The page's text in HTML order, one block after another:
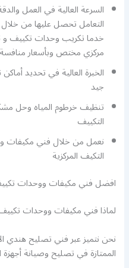
السرعة العالية في العمل
التعامل تحصل عليها من
خدما تكريب وحدات تكييف
مركزي مختص وبأسعار
الخبرة العالية في تحديد
جيد
تنظيف خرطوم المياه وحل
التكييف
نعمل من خلال فني مكيفات
التكيف المركزية
افضل فني مكيفات ووحدات
لماذا فني مكيفات ووحدات
نحن نتميز عبر فني تصليح هندي
الممتازة في تصليح وصيانة أجهزة